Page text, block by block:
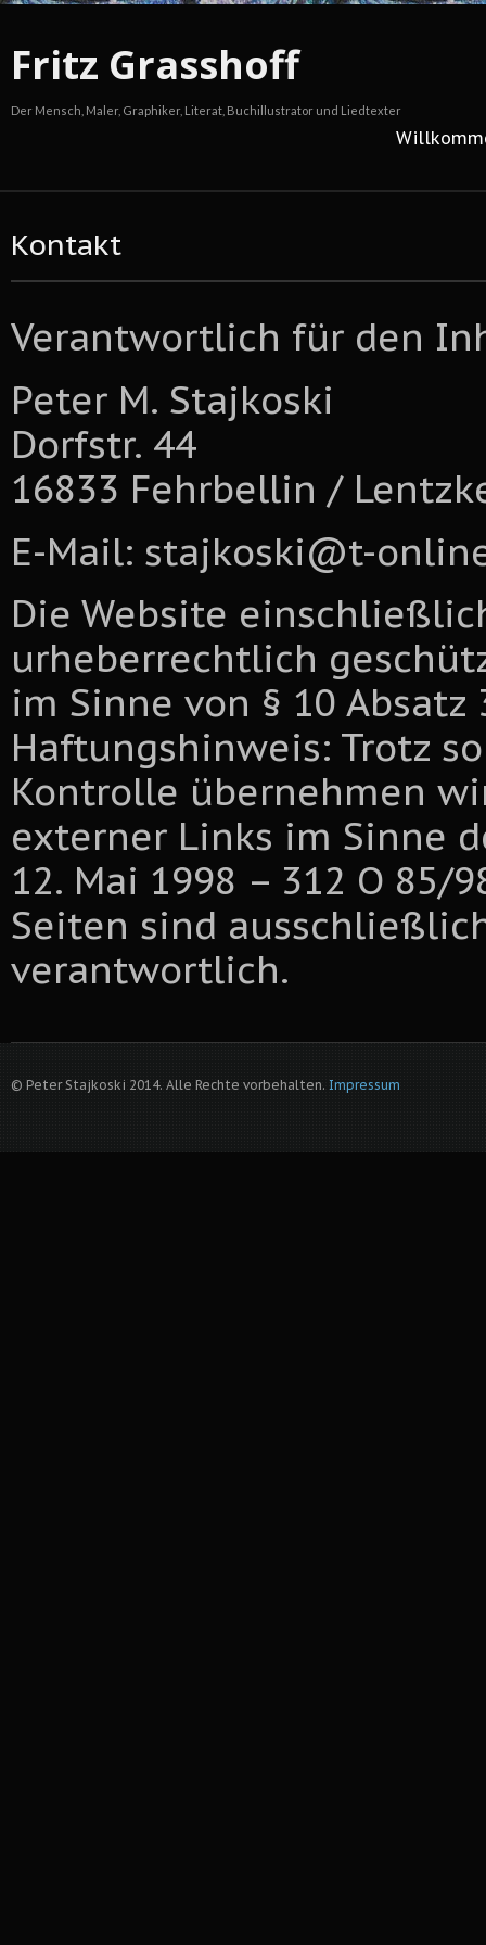
Fritz Grasshoff
Der Mensch, Maler, Graphiker, Literat, Buchillustrator und Liedtexter
Kontakt
Verantwortlich für den
Peter M. Stajkoski
Dorfstr. 44
16833 Fehrbellin /
E-Mail: stajkoski@t-
Die Website
urheberrechtlich
im Sinne von § 10
Haftungshinweis: Trotz
Kontrolle übernehmen
externer Links im Sinne
12. Mai 1998 – 312 O
Seiten sind
verantwortlich.
© Peter Stajkoski 2014. Alle Rechte vorbehalten. Impressum